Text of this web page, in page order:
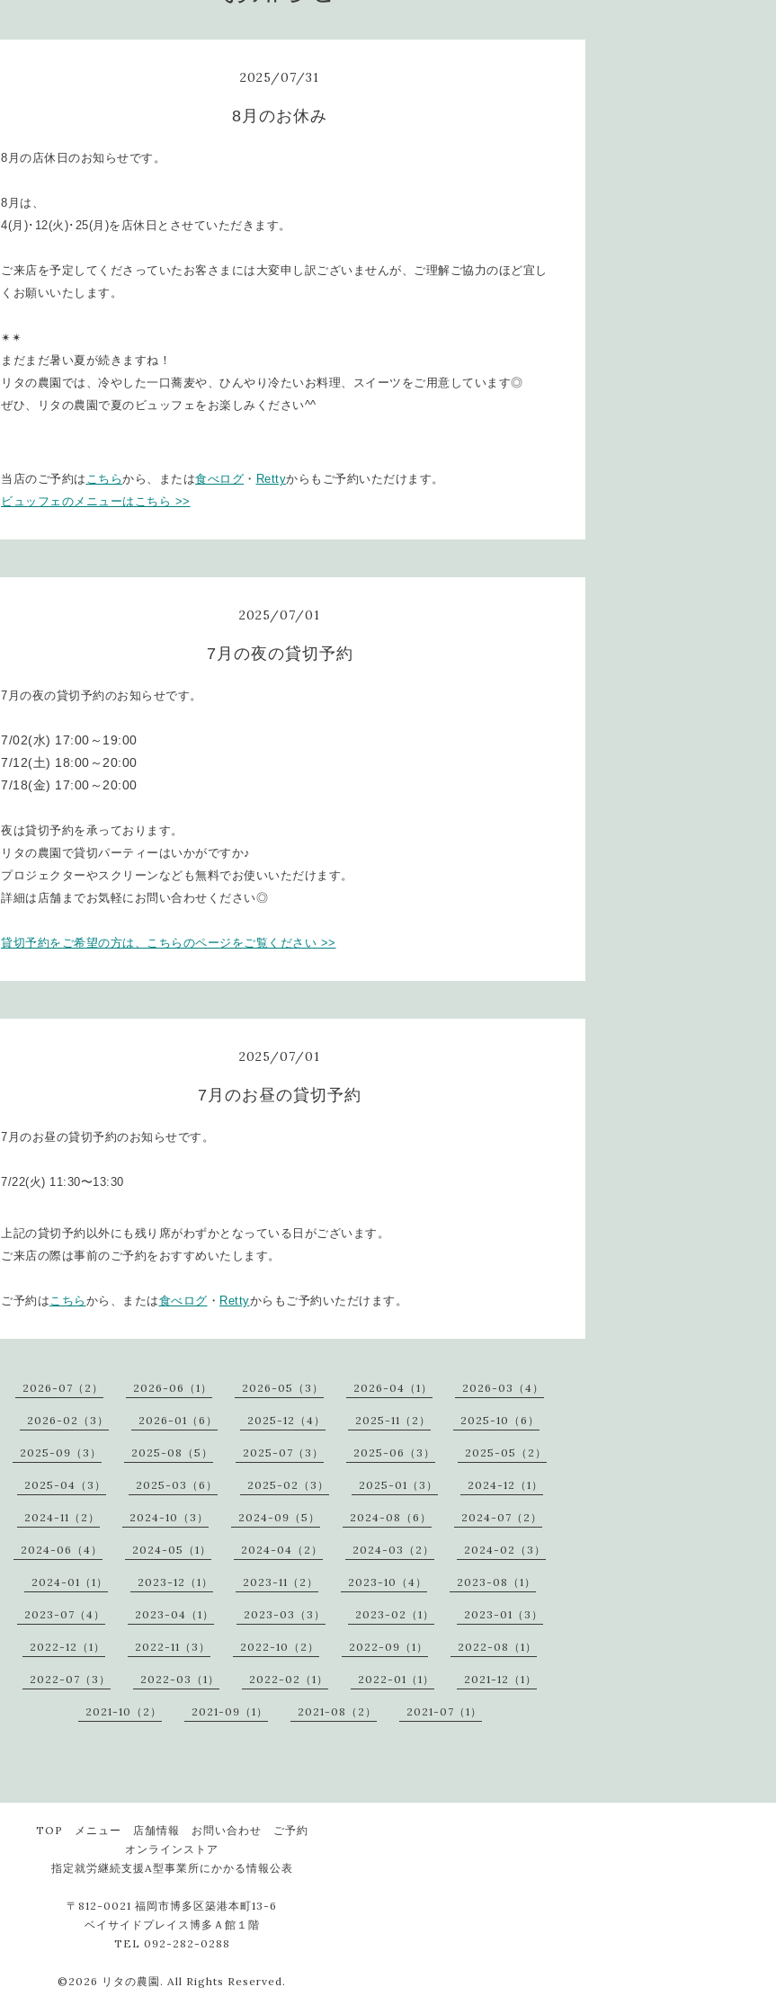
2025/07/31
8月のお休み
8月の店休日のお知らせです。
8月は、
4(月)･12(火)･25(月)を店休日とさせていただきます。
ご来店を予定してくださっていたお客さまには大変申し訳ございませんが、ご理解ご協力のほど宜し
くお願いいたします。
✴︎✴︎
まだまだ暑い夏が続きますね！
リタの農園では、冷やした一口蕎麦や、ひんやり冷たいお料理、スイーツをご用意しています◎
ぜひ、リタの農園で夏のビュッフェをお楽しみください^^
当店のご予約は こちらから、または食べログ ・ Rettyからもご予約いただけます。
ビュッフェのメニューはこちら >>
2025/07/01
7月の夜の貸切予約
7月の夜の貸切予約のお知らせです。
7/02(水) 17:00～19:00
7/12(土) 18:00～20:00
7/18(金) 17:00～20:00
夜は貸切予約を承っております。
リタの農園で貸切パーティーはいかがですか♪
プロジェクターやスクリーンなども無料でお使いいただけます。
詳細は店舗までお気軽にお問い合わせください◎
貸切予約をご希望の方は、こちらのページをご覧ください >>
2025/07/01
7月のお昼の貸切予約
7月のお昼の貸切予約のお知らせです。
7/22(火) 11:30〜13:30
上記の貸切予約以外にも残り席がわずかとなっている日がございます。
ご来店の際は事前のご予約をおすすめいたします。
ご予約は こちら から、または食べログ ・ Rettyからもご予約いただけます。
2026-07（2） 2026-06（1） 2026-05（3） 2026-04（1） 2026-03（4）
2026-02（3） 2026-01（6） 2025-12（4） 2025-11（2） 2025-10（6）
2025-09（3） 2025-08（5） 2025-07（3） 2025-06（3） 2025-05（2）
2025-04（3） 2025-03（6） 2025-02（3） 2025-01（3） 2024-12（1）
2024-11（2） 2024-10（3） 2024-09（5） 2024-08（6） 2024-07（2）
2024-06（4） 2024-05（1） 2024-04（2） 2024-03（2） 2024-02（3）
2024-01（1） 2023-12（1） 2023-11（2） 2023-10（4） 2023-08（1）
2023-07（4） 2023-04（1） 2023-03（3） 2023-02（1） 2023-01（3）
2022-12（1） 2022-11（3） 2022-10（2） 2022-09（1） 2022-08（1）
2022-07（3） 2022-03（1） 2022-02（1） 2022-01（1） 2021-12（1）
2021-10（2） 2021-09（1） 2021-08（2） 2021-07（1）
TOP メニュー 店舗情報 お問い合わせ
ご予約
オンラインストア
指定就労継続支援A型事業所にかかる情報公表
〒812-0021 福岡市博多区築港本町13-6
ベイサイドプレイス博多Ａ館１階
TEL 092-282-0288
©2026 リタの農園 . All Rights Reserved.